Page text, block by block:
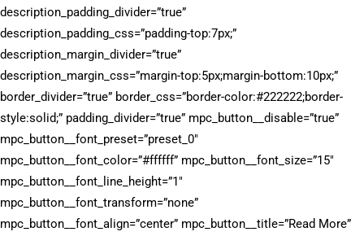
description_padding_divider=”true”
description_padding_css=”padding-top:7px;”
description_margin_divider=”true”
description_margin_css=”margin-top:5px;margin-bottom:10px;”
border_divider=”true” border_css=”border-color:#222222;border-
style:solid;” padding_divider=”true” mpc_button__disable=”true”
mpc_button__font_preset=”preset_0″
mpc_button__font_color=”#ffffff” mpc_button__font_size=”15″
mpc_button__font_line_height=”1″
mpc_button__font_transform=”none”
mpc_button__font_align=”center” mpc_button__title=”Read More”